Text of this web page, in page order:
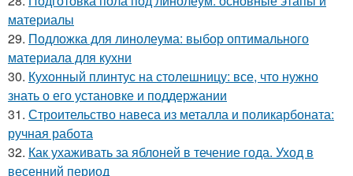
материалы
29. Подложка для линолеума: выбор оптимального
материала для кухни
30. Кухонный плинтус на столешницу: все, что нужно
знать о его установке и поддержании
31. Строительство навеса из металла и поликарбоната:
ручная работа
32. Как ухаживать за яблоней в течение года. Уход в
весенний период